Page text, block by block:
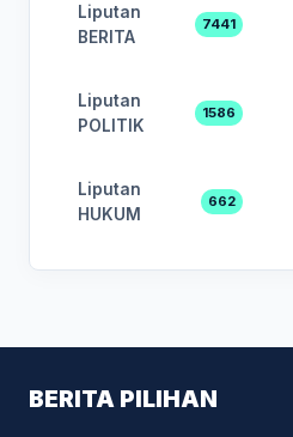
Liputan
BERITA
7441
Liputan
POLITIK
1586
Liputan
HUKUM
662
BERITA PILIHAN